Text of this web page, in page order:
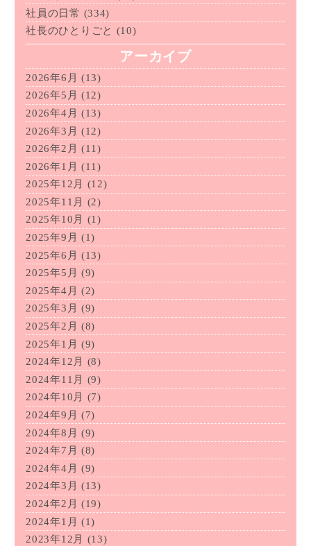
社員の日常 (334)
社長のひとりごと (10)
アーカイブ
2026年6月 (13)
2026年5月 (12)
2026年4月 (13)
2026年3月 (12)
2026年2月 (11)
2026年1月 (11)
2025年12月
(12)
2025年11月
(2)
2025年10月
(1)
2025年9月 (1)
2025年6月 (13)
2025年5月 (9)
2025年4月 (2)
2025年3月 (9)
2025年2月 (8)
2025年1月 (9)
2024年12月
(8)
2024年11月
(9)
2024年10月
(7)
2024年9月 (7)
2024年8月 (9)
2024年7月 (8)
2024年4月 (9)
2024年3月 (13)
2024年2月 (19)
2024年1月 (1)
2023年12月
(13)